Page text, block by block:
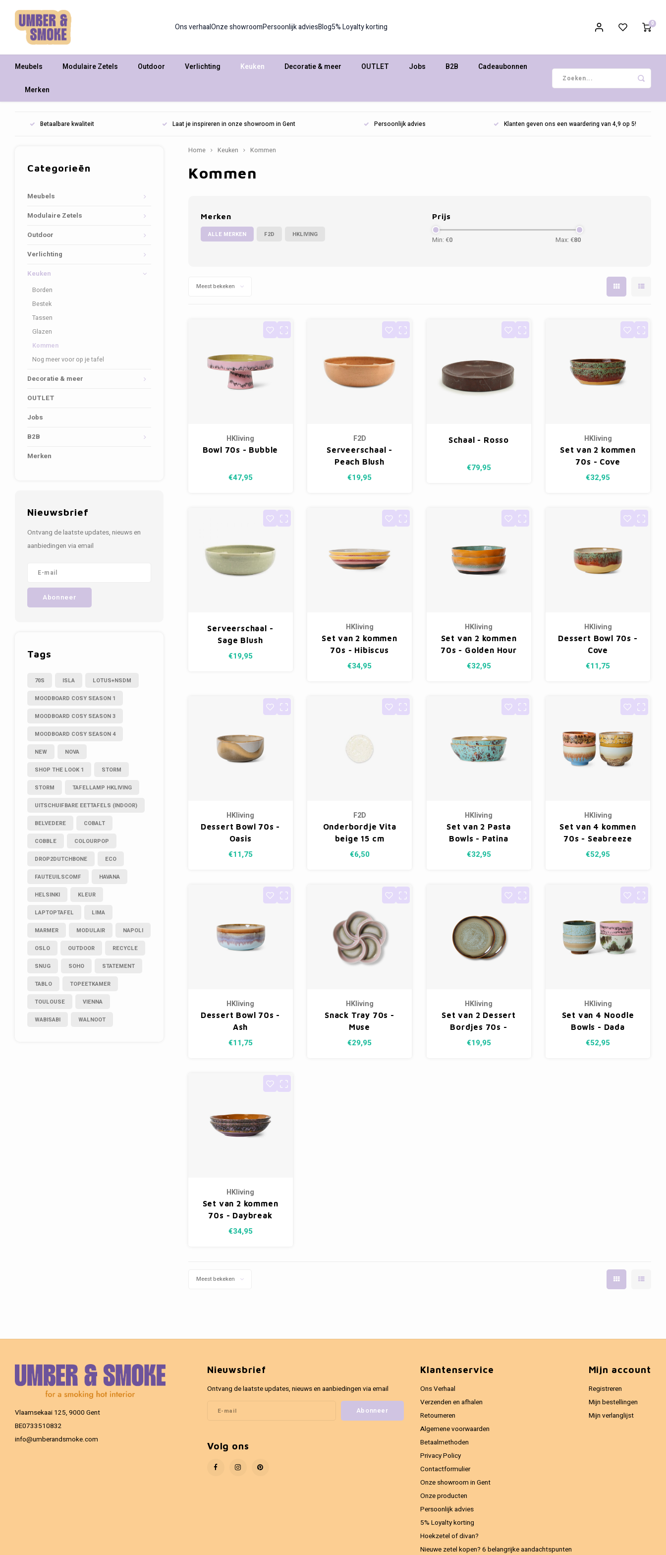
Ons verhaalOnze showroomPersoonlijk adviesBlog5% Loyalty korting 0
Meubels Modulaire Zetels Outdoor Verlichting Keuken Decoratie & meer OUTLET Jobs B2B Cadeaubonnen
Merken
Betaalbare kwaliteit Laat je inspireren in onze showroom in Gent Persoonlijk advies Klanten geven ons een waardering van 4,9 op 5!
Categorieën
Meubels
Modulaire Zetels
Outdoor
Verlichting
Keuken
Borden
Bestek
Tassen
Glazen
Kommen
Nog meer voor op je tafel
Decoratie & meer
OUTLET
Jobs
B2B
Merken
Nieuwsbrief
Ontvang de laatste updates, nieuws en
aanbiedingen via email
Abonneer
Tags
70S ISLA LOTUS+NSDM
MOODBOARD COSY SEASON 1
MOODBOARD COSY SEASON 3
MOODBOARD COSY SEASON 4
NEW NOVA
SHOP THE LOOK 1 STORM
STORM TAFELLAMP HKLIVING
UITSCHUIFBARE EETTAFELS (INDOOR)
BELVEDERE COBALT
COBBLE COLOURPOP
DROP2DUTCHBONE ECO
FAUTEUILSCOMF HAVANA
HELSINKI KLEUR
LAPTOPTAFEL LIMA
MARMER MODULAIR NAPOLI
OSLO OUTDOOR RECYCLE
SNUG SOHO STATEMENT
TABLO TOPEETKAMER
TOULOUSE VIENNA
WABISABI WALNOOT
Home Keuken Kommen
Kommen
Merken
ALLE MERKEN F2D HKLIVING
Prijs
Min: €0 Max: €80
Meest bekeken
HKliving
Bowl 70s - Bubble
€47,95
F2D
Serveerschaal -
Peach Blush
€19,95
Schaal - Rosso
€79,95
HKliving
Set van 2 kommen
70s - Cove
€32,95
Serveerschaal -
Sage Blush
€19,95
HKliving
Set van 2 kommen
70s - Hibiscus
€34,95
HKliving
Set van 2 kommen
70s - Golden Hour
€32,95
HKliving
Dessert Bowl 70s -
Cove
€11,75
HKliving
Dessert Bowl 70s -
Oasis
€11,75
F2D
Onderbordje Vita
beige 15 cm
€6,50
HKliving
Set van 2 Pasta
Bowls - Patina
€32,95
HKliving
Set van 4 kommen
70s - Seabreeze
€52,95
HKliving
Dessert Bowl 70s -
Ash
€11,75
HKliving
Snack Tray 70s -
Muse
€29,95
HKliving
Set van 2 Dessert
Bordjes 70s -
Contrast
€19,95
HKliving
Set van 4 Noodle
Bowls - Dada
€52,95
HKliving
Set van 2 kommen
70s - Daybreak
€34,95
Meest bekeken
Vlaamsekaai 125, 9000 Gent
BE0733510832
info@umberandsmoke.com
Nieuwsbrief
Ontvang de laatste updates, nieuws en aanbiedingen via email
Abonneer
Volg ons
Klantenservice
Ons Verhaal
Verzenden en afhalen
Retourneren
Algemene voorwaarden
Betaalmethoden
Privacy Policy
Contactformulier
Onze showroom in Gent
Onze producten
Persoonlijk advies
5% Loyalty korting
Hoekzetel of divan?
Nieuwe zetel kopen? 6 belangrijke aandachtspunten
Mijn account
Registreren
Mijn bestellingen
Mijn verlanglijst